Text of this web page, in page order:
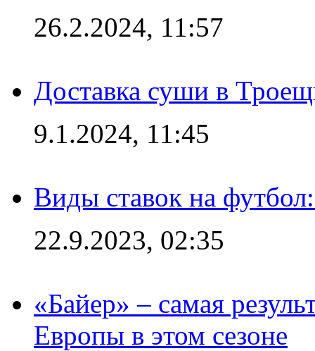
26.2.2024, 11:57
Доставка суши в
9.1.2024, 11:45
Виды ставок на
22.9.2023, 02:35
«Байер» – самая
Европы в этом сезоне